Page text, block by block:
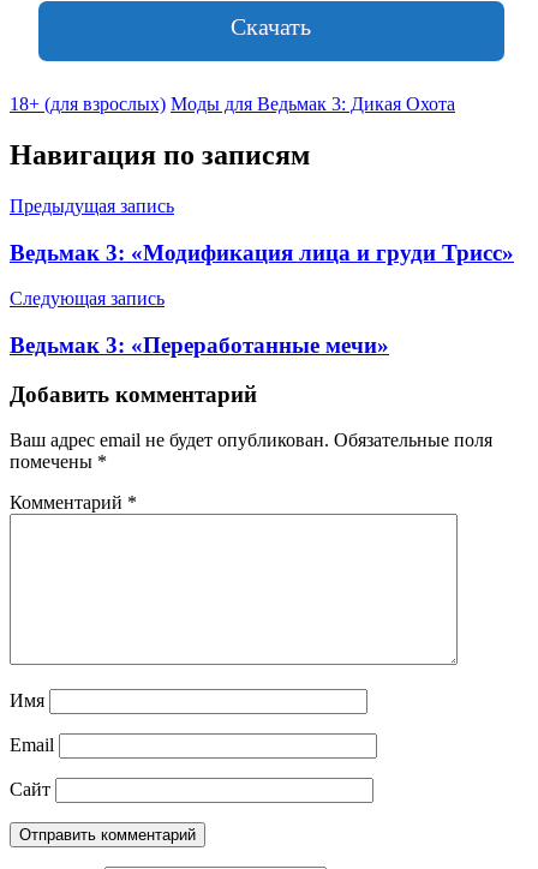
Скачать
18+ (для взрослых) Моды для Ведьмак 3: Дикая Охота
Навигация по записям
Предыдущая запись
Ведьмак 3: «Модификация лица и груди Трисс»
Следующая запись
Ведьмак 3: «Переработанные мечи»
Добавить комментарий
Ваш адрес email не будет опубликован. Обязательные поля
помечены *
Комментарий *
Имя
Email
Сайт